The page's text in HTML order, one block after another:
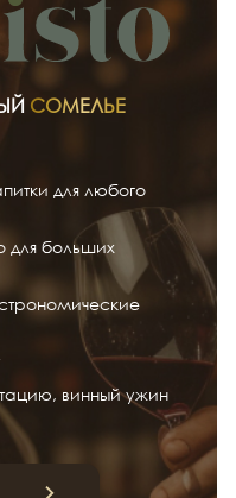
СОМЕЛЬЕ
для любого
для больших
винный ужин